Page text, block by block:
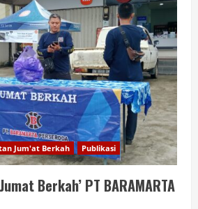
Jum'at Berkah Publikasi
Berkah’ PT BARAMARTA